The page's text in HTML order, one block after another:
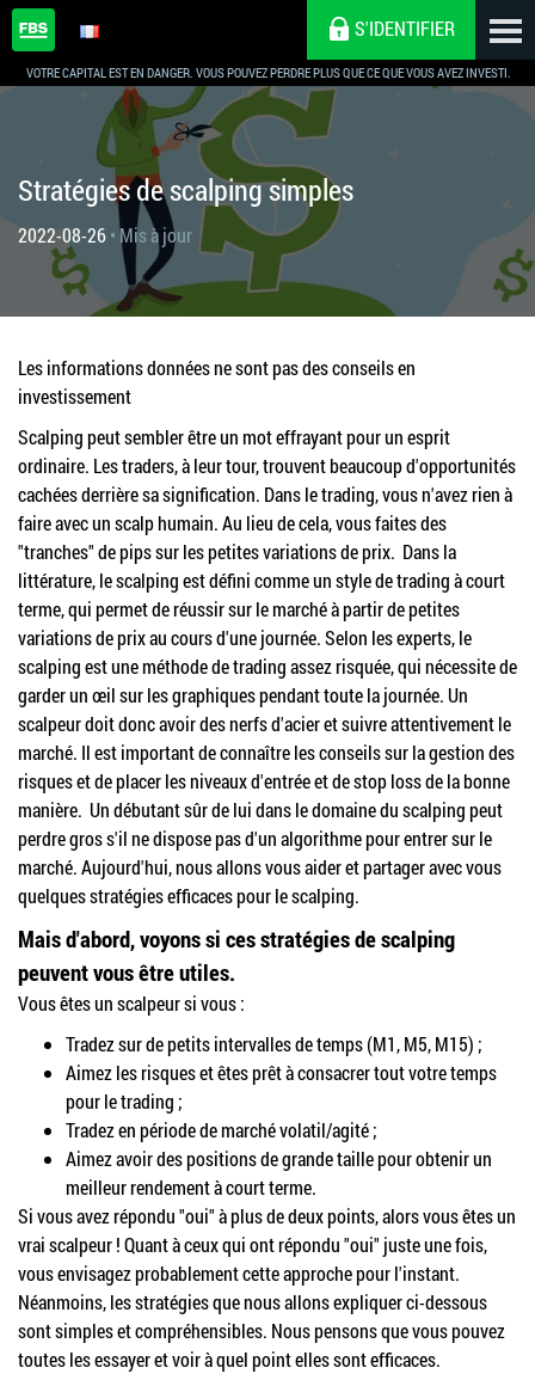
VOTRE CAPITAL EST EN DANGER. VOUS POUVEZ PERDRE PLUS QUE CE QUE VOUS AVEZ INVESTI.
S'IDENTIFIER
Stratégies de scalping simples
2022-08-26• Mis à jour
Les informations données ne sont pas des conseils en
investissement
Scalping peut sembler être un mot effrayant pour un esprit
ordinaire. Les traders, à leur tour, trouvent beaucoup d'opportunités
cachées derrière sa signification. Dans le trading, vous n'avez rien à
faire avec un scalp humain. Au lieu de cela, vous faites des
"tranches" de pips sur les petites variations de prix. Dans la
littérature, le scalping est défini comme un style de trading à court
terme, qui permet de réussir sur le marché à partir de petites
variations de prix au cours d'une journée. Selon les experts, le
scalping est une méthode de trading assez risquée, qui nécessite de
garder un œil sur les graphiques pendant toute la journée. Un
scalpeur doit donc avoir des nerfs d'acier et suivre attentivement le
marché. Il est important de connaître les conseils sur la gestion des
risques et de placer les niveaux d'entrée et de stop loss de la bonne
manière. Un débutant sûr de lui dans le domaine du scalping peut
perdre gros s'il ne dispose pas d'un algorithme pour entrer sur le
marché. Aujourd'hui, nous allons vous aider et partager avec vous
quelques stratégies efficaces pour le scalping.
Mais d'abord, voyons si ces stratégies de scalping
peuvent vous être utiles.
Vous êtes un scalpeur si vous :
Tradez sur de petits intervalles de temps (M1, M5, M15) ;
Aimez les risques et êtes prêt à consacrer tout votre temps
pour le trading ;
Tradez en période de marché volatil/agité ;
Aimez avoir des positions de grande taille pour obtenir un
meilleur rendement à court terme.
Si vous avez répondu "oui" à plus de deux points, alors vous êtes un
vrai scalpeur ! Quant à ceux qui ont répondu "oui" juste une fois,
vous envisagez probablement cette approche pour l'instant.
Néanmoins, les stratégies que nous allons expliquer ci-dessous
sont simples et compréhensibles. Nous pensons que vous pouvez
toutes les essayer et voir à quel point elles sont efficaces.